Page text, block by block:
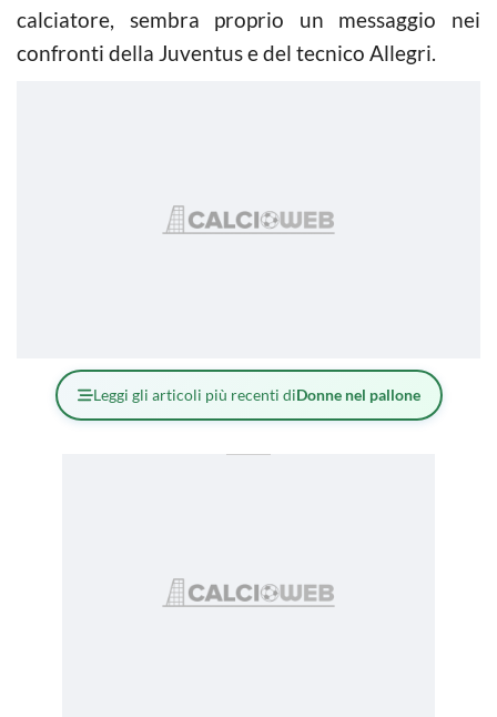
calciatore, sembra proprio un messaggio nei
confronti della Juventus e del tecnico Allegri.
Leggi gli articoli più recenti diDonne nel pallone